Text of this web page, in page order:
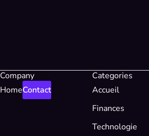
Company
HomeContact
Categories
Accueil
Finances
Technologie